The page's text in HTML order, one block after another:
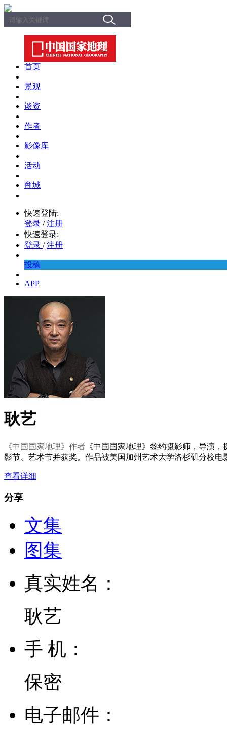
首页
景观
谈资
作者
影像库
活动
商城
快速登陆:
登录 / 注册
快速登录:
登录 / 注册
投稿
APP
耿艺
《中国国家地理》作者 《中国国家地理》签约摄影师，导演
影节、艺术节并获奖。作品被美国加州艺术大学洛杉矶分校
查看详细
分享
文集
图集
真实姓名：
耿艺
手 机：
保密
电子邮件：